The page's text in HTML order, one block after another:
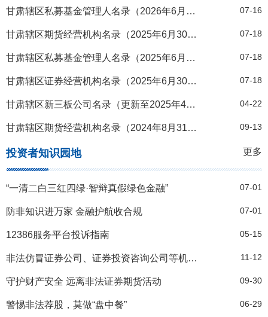
甘肃辖区私募基金管理人名录（2026年6月30日） 07-16
甘肃辖区期货经营机构名录（2025年6月30日） 07-18
甘肃辖区私募基金管理人名录（2025年6月30日） 07-18
甘肃辖区证券经营机构名录（2025年6月30日） 07-18
甘肃辖区新三板公司名录（更新至2025年4月15日） 04-22
甘肃辖区期货经营机构名录（2024年8月31日） 09-13
投资者知识园地 更多
“一清二白三红四绿·智辩真假绿色金融” 07-01
防非知识进万家 金融护航收合规 07-01
12386服务平台投诉指南 05-15
非法仿冒证券公司、证券投资咨询公司等机构黑名单 11-12
守护财产安全 远离非法证券期货活动 09-30
警惕非法荐股，莫做“盘中餐” 06-29